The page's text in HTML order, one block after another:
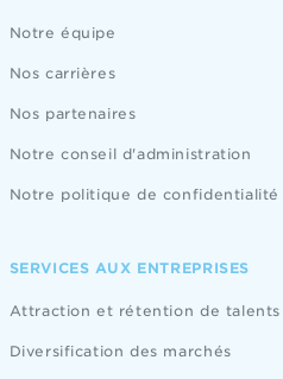
Notre équipe
Nos carrières
Nos partenaires
Notre conseil d'administration
Notre politique de confidentialité
SERVICES AUX ENTREPRISES
Attraction et rétention de talents
Diversification des marchés